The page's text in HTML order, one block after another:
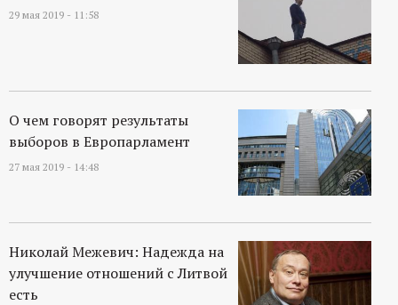
29 мая 2019 - 11:58
О чем говорят результаты
выборов в Европарламент
27 мая 2019 - 14:48
Николай Межевич: Надежда на
улучшение отношений с Литвой
есть